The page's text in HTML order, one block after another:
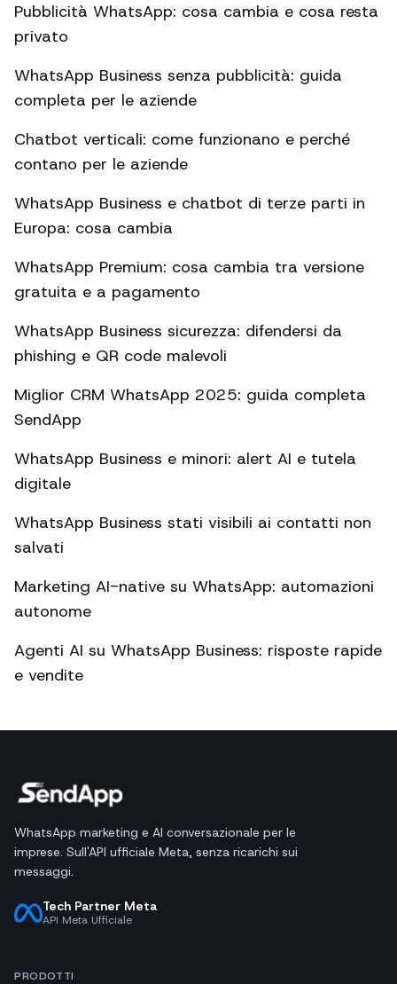
Pubblicità WhatsApp: cosa cambia e cosa resta
privato
WhatsApp Business senza pubblicità: guida
completa per le aziende
Chatbot verticali: come funzionano e perché
contano per le aziende
WhatsApp Business e chatbot di terze parti in
Europa: cosa cambia
WhatsApp Premium: cosa cambia tra versione
gratuita e a pagamento
WhatsApp Business sicurezza: difendersi da
phishing e QR code malevoli
Miglior CRM WhatsApp 2025: guida completa
SendApp
WhatsApp Business e minori: alert AI e tutela
digitale
WhatsApp Business stati visibili ai contatti non
salvati
Marketing AI-native su WhatsApp: automazioni
autonome
Agenti AI su WhatsApp Business: risposte rapide
e vendite
WhatsApp marketing e AI conversazionale per le
imprese. Sull'API ufficiale Meta, senza ricarichi sui
messaggi.
Tech Partner Meta
API Meta Ufficiale
PRODOTTI